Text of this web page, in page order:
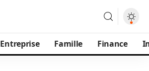
Entreprise Famille Finance